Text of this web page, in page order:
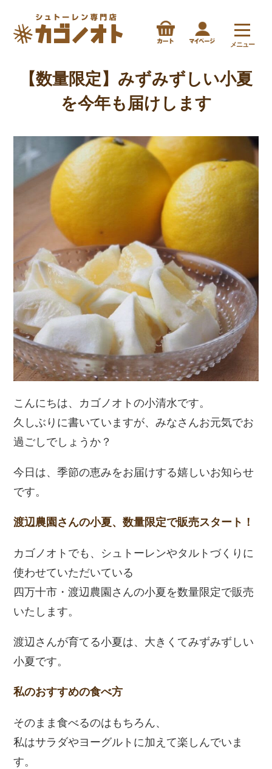
メニュー
【数量限定】みずみずしい小夏
を今年も届けします
こんにちは、カゴノオトの小清水です。
久しぶりに書いていますが、みなさんお元気でお
過ごしでしょうか？
今日は、季節の恵みをお届けする嬉しいお知らせ
です。
渡辺農園さんの小夏、数量限定で販売スタート！
カゴノオトでも、シュトーレンやタルトづくりに
使わせていただいている
四万十市・渡辺農園さんの小夏を数量限定で販売
いたします。
渡辺さんが育てる小夏は、大きくてみずみずしい
小夏です。
私のおすすめの食べ方
そのまま食べるのはもちろん、
私はサラダやヨーグルトに加えて楽しんでいま
す。